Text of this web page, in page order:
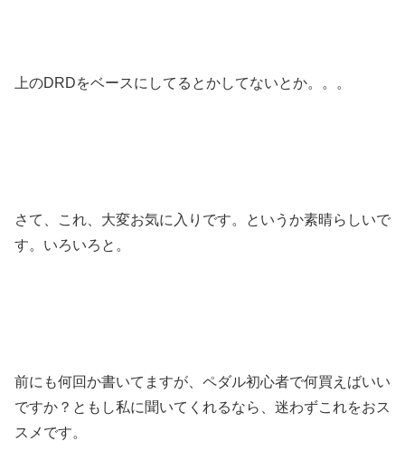
上のDRDをベースにしてるとかしてないとか。。。
さて、これ、大変お気に入りです。というか素晴らしいで
す。いろいろと。
前にも何回か書いてますが、ペダル初心者で何買えばいい
ですか？ともし私に聞いてくれるなら、迷わずこれをおス
スメです。